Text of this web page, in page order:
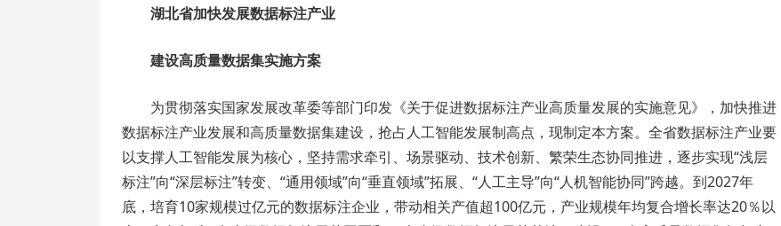
湖北省加快发展数据标注产业
建设高质量数据集实施方案
为贯彻落实国家发展改革委等部门印发《关于促进数据标注产业高质量发展的实施意见》，加快推进
数据标注产业发展和高质量数据集建设，抢占人工智能发展制高点，现制定本方案。全省数据标注产业要
以支撑人工智能发展为核心，坚持需求牵引、场景驱动、技术创新、繁荣生态协同推进，逐步实现“浅层
标注”向“深层标注”转变、“通用领域”向“垂直领域”拓展、“人工主导”向“人机智能协同”跨越。到2027年
底，培育10家规模过亿元的数据标注企业，带动相关产值超100亿元，产业规模年均复合增长率达20％以